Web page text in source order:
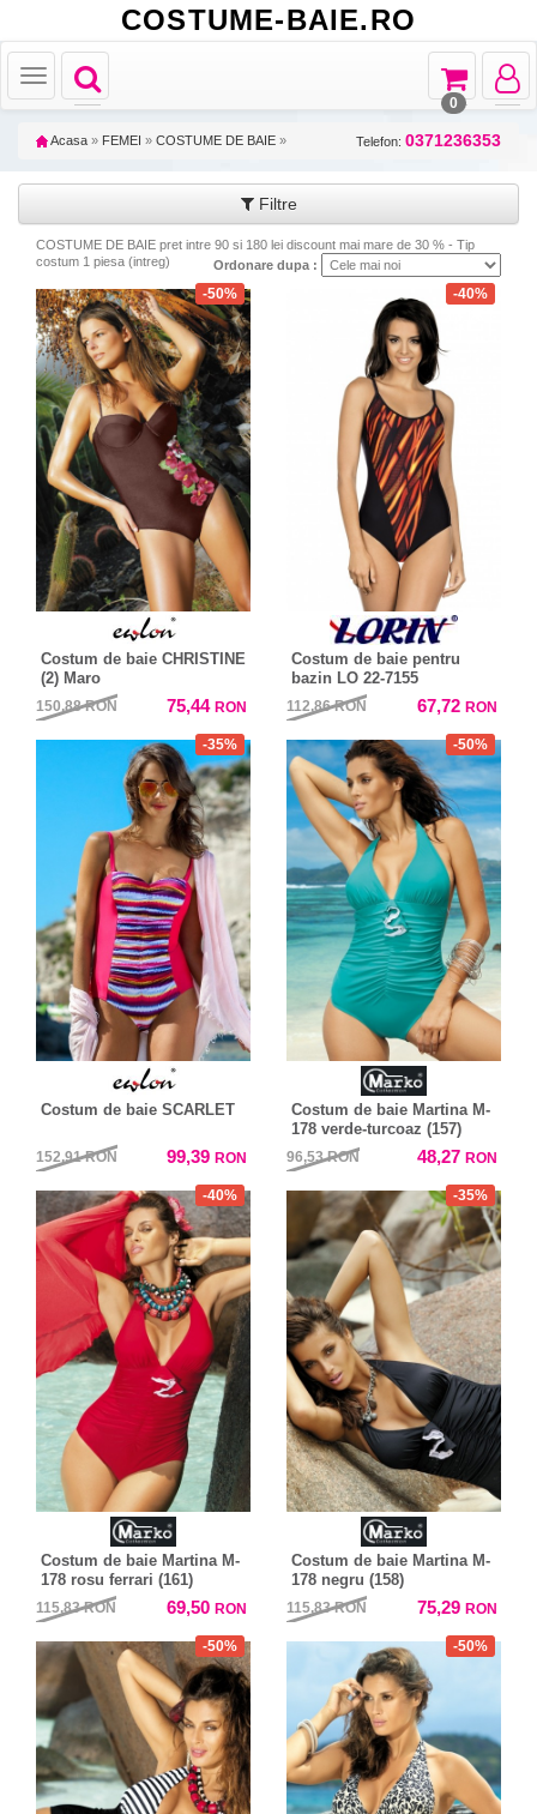
COSTUME-BAIE.RO
Toggle
navigation
Toggle
navigation
Toggle
Toggle
navigation
0
Acasa » FEMEI » COSTUME DE BAIE » Telefon: 0371236353
Filtre
COSTUME DE BAIE pret intre 90 si 180 lei discount mai mare de 30 % - Tip
costum 1 piesa (intreg)
Ordonare dupa :
-50%
Costum de baie CHRISTINE
(2) Maro
150,88RON 75,44 RON
-40%
Costum de baie pentru
bazin LO 22-7155
112,86RON 67,72 RON
-35%
Costum de baie SCARLET
152,91RON 99,39 RON
-50%
Costum de baie Martina M-
178 verde-turcoaz (157)
96,53RON 48,27 RON
-40%
Costum de baie Martina M-
178 rosu ferrari (161)
115,83RON 69,50 RON
-35%
Costum de baie Martina M-
178 negru (158)
115,83RON 75,29 RON
-50% -50%